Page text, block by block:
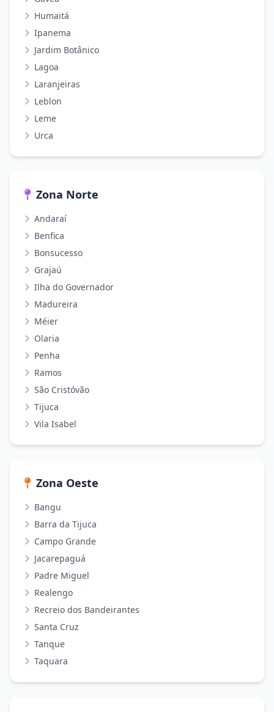
Humaitá
Ipanema
Jardim Botânico
Lagoa
Laranjeiras
Leblon
Leme
Urca
Zona Norte
Andaraí
Benfica
Bonsucesso
Grajaú
Ilha do Governador
Madureira
Méier
Olaria
Penha
Ramos
São Cristóvão
Tijuca
Vila Isabel
Zona Oeste
Bangu
Barra da Tijuca
Campo Grande
Jacarepaguá
Padre Miguel
Realengo
Recreio dos Bandeirantes
Santa Cruz
Tanque
Taquara